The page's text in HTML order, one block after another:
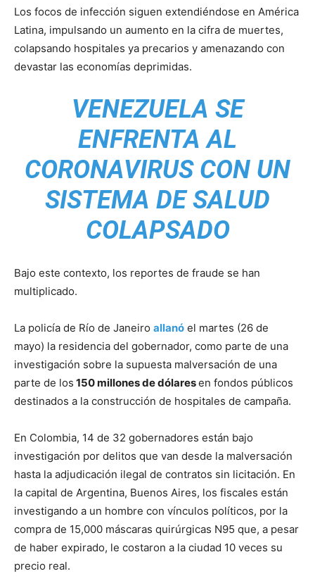
Los focos de infección siguen extendiéndose en América
Latina, impulsando un aumento en la cifra de muertes,
colapsando hospitales ya precarios y amenazando con
devastar las economías deprimidas.
VENEZUELA SE
ENFRENTA AL
CORONAVIRUS CON UN
SISTEMA DE SALUD
COLAPSADO
Bajo este contexto, los reportes de fraude se han
multiplicado.
La policía de Río de Janeiro allanó el martes (26 de
mayo) la residencia del gobernador, como parte de una
investigación sobre la supuesta malversación de una
parte de los 150 millones de dólaresen fondos públicos
destinados a la construcción de hospitales de campaña.
En Colombia, 14 de 32 gobernadores están bajo
investigación por delitos que van desde la malversación
hasta la adjudicación ilegal de contratos sin licitación. En
la capital de Argentina, Buenos Aires, los fiscales están
investigando a un hombre con vínculos políticos, por la
compra de 15,000 máscaras quirúrgicas N95 que, a pesar
de haber expirado, le costaron a la ciudad 10 veces su
precio real.